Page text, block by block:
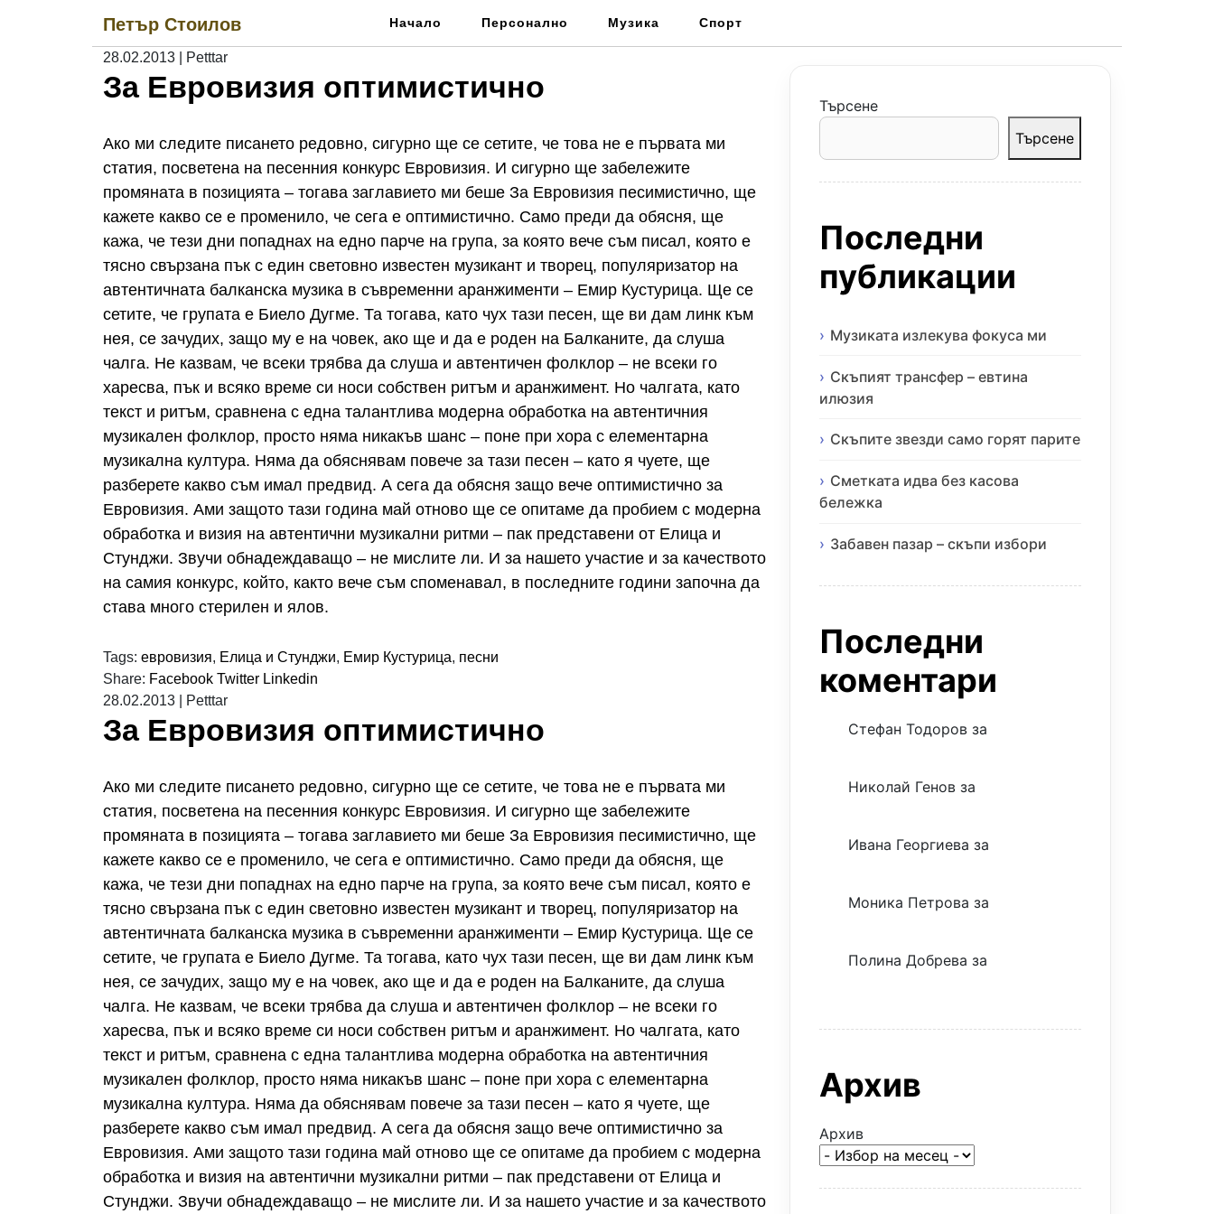
Петър Стоилов Начало Персонално Музика Спорт
28.02.2013 Petttar
За Евровизия оптимистично
Ако ми следите писането редовно, сигурно ще се сетите, че това не е първата ми
статия, посветена на песенния конкурс Евровизия. И сигурно ще забележите
промяната в позицията – тогава заглавието ми беше За Евровизия песимистично, ще
кажете какво се е променило, че сега е оптимистично. Само преди да обясня, ще
кажа, че тези дни попаднах на едно парче на група, за която вече съм писал, която е
тясно свързана пък с един световно известен музикант и творец, популяризатор на
автентичната балканска музика в съвременни аранжименти – Емир Кустурица. Ще се
сетите, че групата е Биело Дугме. Та тогава, като чух тази песен, ще ви дам линк към
нея, се зачудих, защо му е на човек, ако ще и да е роден на Балканите, да слуша
чалга. Не казвам, че всеки трябва да слуша и автентичен фолклор – не всеки го
харесва, пък и всяко време си носи собствен ритъм и аранжимент. Но чалгата, като
текст и ритъм, сравнена с една талантлива модерна обработка на автентичния
музикален фолклор, просто няма никакъв шанс – поне при хора с елементарна
музикална култура. Няма да обяснявам повече за тази песен – като я чуете, ще
разберете какво съм имал предвид. А сега да обясня защо вече оптимистично за
Евровизия. Ами защото тази година май отново ще се опитаме да пробием с модерна
обработка и визия на автентични музикални ритми – пак представени от Елица и
Стунджи. Звучи обнадеждаващо – не мислите ли. И за нашето участие и за качеството
на самия конкурс, който, както вече съм споменавал, в последните години започна да
става много стерилен и ялов.
Tags: евровизия, Елица и Стунджи, Емир Кустурица, песни
Share: Facebook Twitter Linkedin
28.02.2013
Petttar
За Евровизия оптимистично
Ако ми следите писането редовно, сигурно ще се сетите, че това не е първата ми
статия, посветена на песенния конкурс Евровизия. И сигурно ще забележите
промяната в позицията – тогава заглавието ми беше За Евровизия песимистично, ще
кажете какво се е променило, че сега е оптимистично. Само преди да обясня, ще
кажа, че тези дни попаднах на едно парче на група, за която вече съм писал, която е
тясно свързана пък с един световно известен музикант и творец, популяризатор на
автентичната балканска музика в съвременни аранжименти – Емир Кустурица. Ще се
сетите, че групата е Биело Дугме. Та тогава, като чух тази песен, ще ви дам линк към
нея, се зачудих, защо му е на човек, ако ще и да е роден на Балканите, да слуша
чалга. Не казвам, че всеки трябва да слуша и автентичен фолклор – не всеки го
харесва, пък и всяко време си носи собствен ритъм и аранжимент. Но чалгата, като
текст и ритъм, сравнена с една талантлива модерна обработка на автентичния
музикален фолклор, просто няма никакъв шанс – поне при хора с елементарна
музикална култура. Няма да обяснявам повече за тази песен – като я чуете, ще
разберете какво съм имал предвид. А сега да обясня защо вече оптимистично за
Евровизия. Ами защото тази година май отново ще се опитаме да пробием с модерна
обработка и визия на автентични музикални ритми – пак представени от Елица и
Стунджи. Звучи обнадеждаващо – не мислите ли. И за нашето участие и за качеството
Търсене
Търсене
Последни
публикации
Музиката излекува фокуса ми
Скъпият трансфер – евтина
илюзия
Скъпите звезди само горят парите
Сметката идва без касова
бележка
Забавен пазар – скъпи избори
Последни
коментари
Стефан Тодоров за
Николай Генов за
Ивана Георгиева за
Моника Петрова за
Полина Добрева за
Архив
Архив